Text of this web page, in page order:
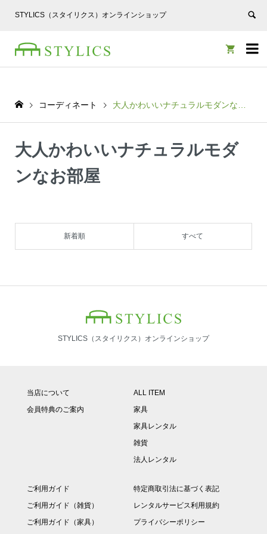
STYLICS（スタイリクス）オンラインショップ


コーディネート 大人かわいいナチュラルモダンなお部屋
大人かわいいナチュラルモダ
ンなお部屋
新着順 すべて
STYLICS（スタイリクス）オンラインショップ
当店について
会員特典のご案内
ALL ITEM
家具
家具レンタル
雑貨
法人レンタル
ご利用ガイド
ご利用ガイド（雑貨）
ご利用ガイド（家具）
特定商取引法に基づく表記
レンタルサービス利用規約
プライバシーポリシー